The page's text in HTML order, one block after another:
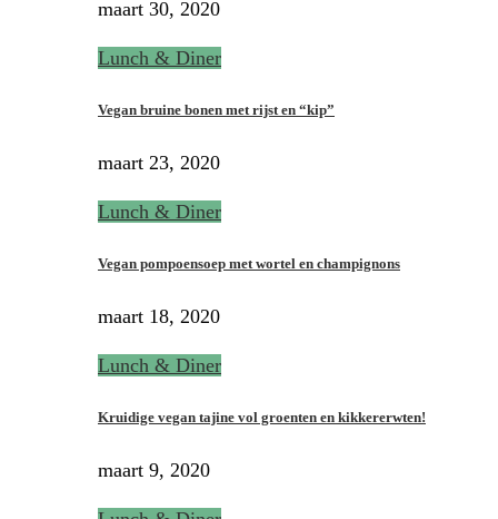
maart 30, 2020
Lunch & Diner
Vegan bruine bonen met rijst en “kip”
maart 23, 2020
Lunch & Diner
Vegan pompoensoep met wortel en champignons
maart 18, 2020
Lunch & Diner
Kruidige vegan tajine vol groenten en kikkererwten!
maart 9, 2020